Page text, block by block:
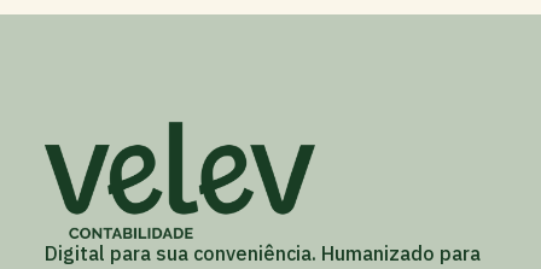
Digital para sua conveniência. Humanizado para